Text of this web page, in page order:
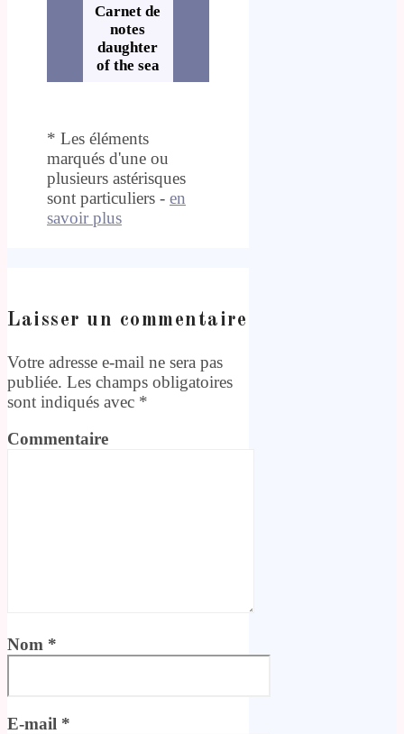
Carnet de
notes
daughter
of the sea
* Les éléments
marqués d'une ou
plusieurs astérisques
sont particuliers - en
savoir plus
Laisser un commentaire
Votre adresse e-mail ne sera pas
publiée. Les champs obligatoires
sont indiqués avec *
Commentaire
Nom *
E-mail *